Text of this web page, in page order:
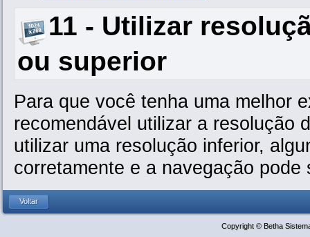
11 - Utilizar
ou superior
Para que você tenha uma melhor
recomendável utilizar a resolução
utilizar uma resolução inferior,
corretamente e a navegação pode
Copyright © Betha